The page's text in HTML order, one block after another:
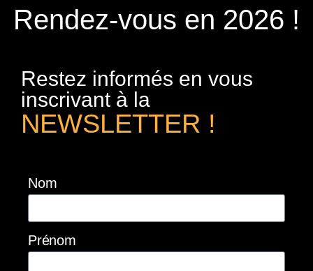
Rendez-vous en 2026 !
Restez informés en vous
inscrivant à la
NEWSLETTER !
Nom
Prénom